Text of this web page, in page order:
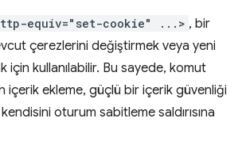
equiv="set-cookie" ...> , bir
çerezlerini değiştirmek veya yeni
için kullanılabilir. Bu sayede, komut
içerik ekleme, güçlü bir içerik güvenliği
oturum sabitleme saldırısına